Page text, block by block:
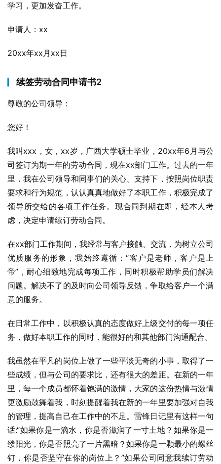
学习，更加发奋工作。
申请人：xx
20xx年xx月xx日
续签劳动合同申请书2
尊敬的公司领导：
您好！
我叫xxx，女，xx岁，广西大学硕士毕业，20xx年6月与公
司签订为期一年的劳动合同，现在xx部门工作。过去的一年
里，我在公司领导和同事们的关心、支持下，按照岗位职责
要求和行为规范，认认真真地做好了本职工作，积极完成了
领导所交给的各项工作任务。现合同到期在即，经本人考
虑，决定申请续订劳动合同。
在xx部门工作期间，我经常与客户接触、交流，为树立公司
优质服务的形象，我始终遵循：“客户是老师，客户是上
帝”，耐心细致地完成每项工作，同时积极帮助学员们解决
问题。解决不了的及时向公司领导反馈，争取给客户一个满
意的服务。
在日常工作中，以积极认真的态度做好上级交付的每一项任
务，做好本职工作的同时，能很好的和其他部门沟通配合。
我虽然在平凡的岗位上做了一些平淡无奇的小事，取得了一
些成绩，但与公司的要求比，还有很大的差距。在新的一年
里，每一个成员都怀着饱满的激情，大家的这份热情与激情
更激励鼓舞着我，时刻提醒着我在新的一年里要加强对自我
的管理，提高自己在工作中的不足。雷锋日记里有这样一句
话:“如果你是一滴水，你是否滋润了一寸土地？如果你是一
缕阳光，你是否照亮了一片黑暗？如果你是一颗最小的螺丝
钉，你是否坚守在你的岗位上？”如果公司同意我续订劳动